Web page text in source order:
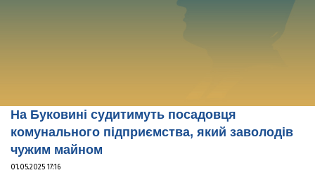
На Буковині судитимуть посадовця
комунального підприємства, який заволодів
чужим майном
01.05.2025 17:16